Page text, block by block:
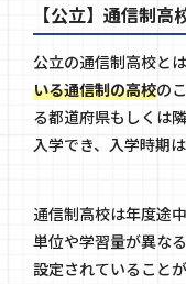
【公立】通信制高
公立の通信制高校とは
いる通信制の高校の
る都道府県もしくは
入学でき、入学時期
通信制高校は年度途
単位や学習量が異な
設定されていること